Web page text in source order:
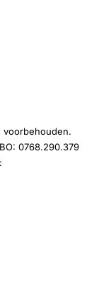
0768.290.379